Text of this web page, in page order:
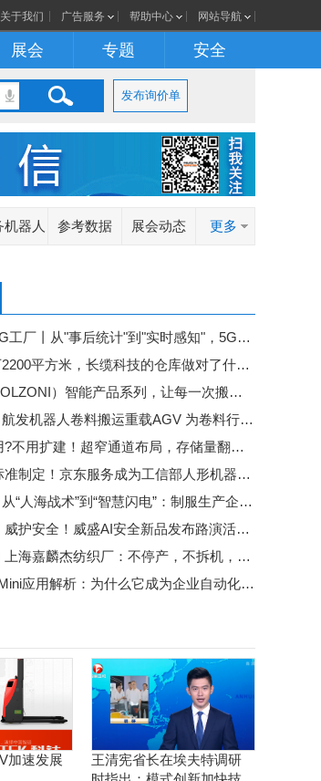
关于我们 广告服务 帮助中心 网站导航
展会 专题 安全
发布询价单
机器人 参考数据 展会动态 更多
探访合力5G工厂丨从"事后统计"到"实时感知"，5G让离散制造车间更"聪明"
案例 | 省下2200平方米，长缆科技的仓库做对了什么？
博索尼（BOLZONI）智能产品系列，让每一次搬运都更加智慧
行业案例 | 航发机器人卷料搬运重载AGV 为卷料行业运输难题“卷”出高效解决方案
仓库不够用?不用扩建！超窄通道布局，存储量翻倍，MiMA1.6吨站驾三向堆垛式叉车+智慧仓储，赋能机械配件行业空间扩容！
参与行业标准制定！京东服务成为工信部人形机器人与具身智能标委会应用工作组（WG5）成员
客户案例 | 从“人海战术”到“智慧闪电”：制服生产企业的分拣革命
聚力内蒙，威护安全！威盛AI安全新品发布路演活动圆满举行！
稳石案例丨上海嘉麟杰纺织厂：不停产，不拆机，旧立库完成智造再升级
3D Sorter Mini应用解析：为什么它成为企业自动化升级的第一步？
加速发展
王清宪省长在埃夫特调研